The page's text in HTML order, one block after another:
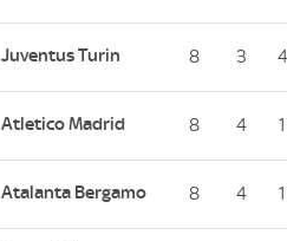
Juventus Turin 8 3 4
Atletico Madrid 8 4 1
Atalanta Bergamo 8 4 1